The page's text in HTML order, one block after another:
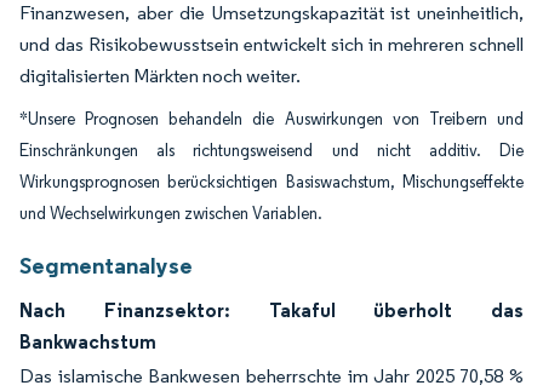
Finanzwesen, aber die Umsetzungskapazität ist uneinheitlich,
und das Risikobewusstsein entwickelt sich in mehreren schnell
digitalisierten Märkten noch weiter.
*Unsere Prognosen behandeln die Auswirkungen von Treibern und
Einschränkungen als richtungsweisend und nicht additiv. Die
Wirkungsprognosen berücksichtigen Basiswachstum, Mischungseffekte
und Wechselwirkungen zwischen Variablen.
Segmentanalyse
Nach Finanzsektor: Takaful überholt das
Bankwachstum
Das islamische Bankwesen beherrschte im Jahr 2025 70,58 %